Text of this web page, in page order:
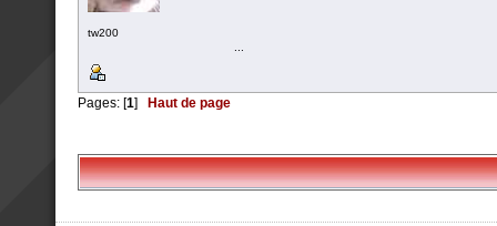
tw200
Pages: [1] Haut de page